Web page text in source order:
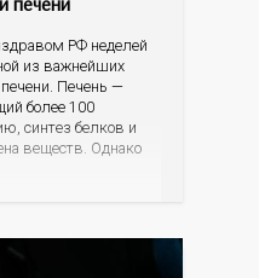
РФ неделей
из важнейших
Печень —
более 100
синтез белков и
веществ. Однако